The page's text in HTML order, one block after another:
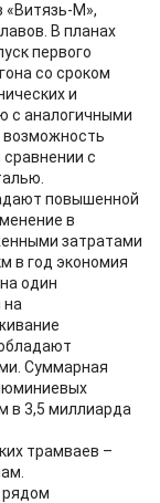
«Витязь-М»,
В планах
первого
со сроком
и
с аналогичными
с
повышенной
в
затратами
в год экономия
один
на
Суммарная
в 3,5 миллиарда
трамваев –